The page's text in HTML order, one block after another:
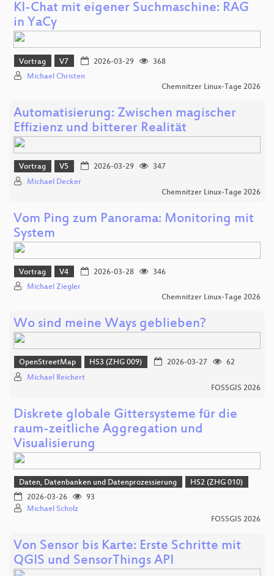
KI-Chat mit eigener Suchmaschine: RAG
in YaCy
Vortrag V7 2026-03-29
368
Michael Christen
Chemnitzer Linux-Tage 2026
Automatisierung: Zwischen magischer
Effizienz und bitterer Realität
Vortrag V5 2026-03-29
347
Michael Decker
Chemnitzer Linux-Tage 2026
Vom Ping zum Panorama: Monitoring mit
System
Vortrag V4 2026-03-28
346
Michael Ziegler
Chemnitzer Linux-Tage 2026
Wo sind meine Ways geblieben?
OpenStreetMap HS3 (ZHG 009) 2026-03-27
62
Michael Reichert
FOSSGIS 2026
Diskrete globale Gittersysteme für die
raum-zeitliche Aggregation und
Visualisierung
Daten, Datenbanken und Datenprozessierung
HS2 (ZHG 010)
2026-03-26
93
Michael Scholz
FOSSGIS 2026
Von Sensor bis Karte: Erste Schritte mit
QGIS und SensorThings API